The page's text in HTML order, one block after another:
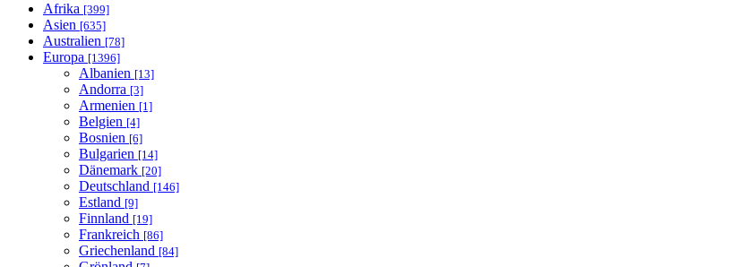
Afrika [399]
Asien [635]
Australien [78]
Europa [1396]
Albanien [13]
Andorra [3]
Armenien [1]
Belgien [4]
Bosnien [6]
Bulgarien [14]
Dänemark [20]
Deutschland [146]
Estland [9]
Finnland [19]
Frankreich [86]
Griechenland [84]